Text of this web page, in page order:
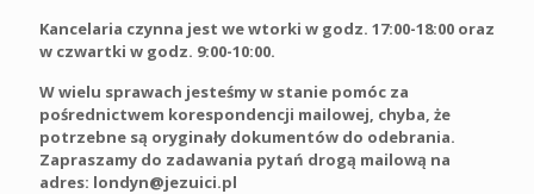
Kancelaria czynna jest we wtorki w godz. 17:00-18:00 oraz
w czwartki w godz. 9:00-10:00.
W wielu sprawach jesteśmy w stanie pomóc za
pośrednictwem korespondencji mailowej, chyba, że
potrzebne są oryginały dokumentów do odebrania.
Zapraszamy do zadawania pytań drogą mailową na
adres: londyn@jezuici.pl